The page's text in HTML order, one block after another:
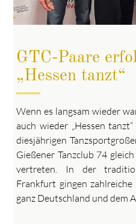
GTC-Paare
„Hessen tanzt“
Wenn es langsam wieder
auch wieder „Hessen
diesjährigen
Gießener Tanzclub 74
vertreten. In der
Frankfurt gingen zahlreiche
ganz Deutschland und dem